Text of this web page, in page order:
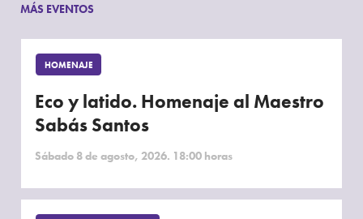
MÁS EVENTOS
HOMENAJE
Eco y latido. Homenaje al Maestro
Sabás Santos
Sábado 8 de agosto, 2026. 18:00 horas